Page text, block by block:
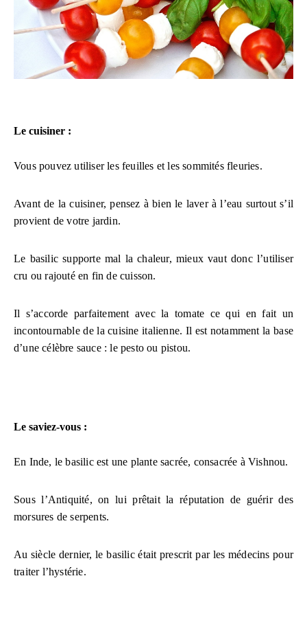
Le cuisiner :
Vous pouvez utiliser les feuilles et les sommités fleuries.
Avant de la cuisiner, pensez à bien le laver à l’eau surtout s’il
provient de votre jardin.
Le basilic supporte mal la chaleur, mieux vaut donc l’utiliser
cru ou rajouté en fin de cuisson.
Il s’accorde parfaitement avec la tomate ce qui en fait un
incontournable de la cuisine italienne. Il est notamment la base
d’une célèbre sauce : le pesto ou pistou.
Le saviez-vous :
En Inde, le basilic est une plante sacrée, consacrée à Vishnou.
Sous l’Antiquité, on lui prêtait la réputation de guérir des
morsures de serpents.
Au siècle dernier, le basilic était prescrit par les médecins pour
traiter l’hystérie.